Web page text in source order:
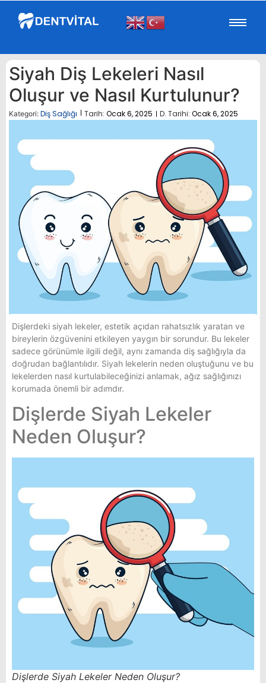
Siyah Diş Lekeleri Nasıl
Oluşur ve Nasıl Kurtulunur?
Kategori: Diş Sağlığı Tarih: Ocak 6, 2025 D. Tarihi: Ocak 6, 2025
Dişlerdeki siyah lekeler, estetik açıdan rahatsızlık yaratan ve
bireylerin özgüvenini etkileyen yaygın bir sorundur. Bu lekeler
sadece görünümle ilgili değil, aynı zamanda diş sağlığıyla da
doğrudan bağlantılıdır. Siyah lekelerin neden oluştuğunu ve bu
lekelerden nasıl kurtulabileceğinizi anlamak, ağız sağlığınızı
korumada önemli bir adımdır.
Dişlerde Siyah Lekeler
Neden Oluşur?
Dişlerde Siyah Lekeler Neden Oluşur?